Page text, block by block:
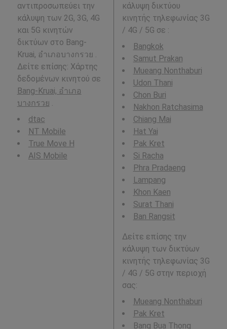
αντιπροσωπεύει την
κάλυψη των 2G, 3G, 4G
και 5G κινητών
δικτύων στο Bang-
Kruai, อำเภอบางกรวย .
Δείτε επίσης: Χάρτης
δεδομένων κινητού σε
Bang-Kruai, อำเภอ
บางกรวย
dtac
NT Mobile
True Move H
AIS Mobile
κάλυψη δικτύου
κινητής τηλεφωνίας 3G
/ 4G / 5G σε :
Bangkok
Samut Prakan
Mueang Nonthaburi
Udon Thani
Chon Buri
Nakhon Ratchasima
Chiang Mai
Hat Yai
Pak Kret
Si Racha
Phra Pradaeng
Lampang
Khon Kaen
Surat Thani
Ban Rangsit
Δείτε επίσης την
κάλυψη των δικτύων
κινητής τηλεφωνίας 3G
/ 4G / 5G στην περιοχή
σας:
Mueang Nonthaburi
Pak Kret
Bang Bua Thong